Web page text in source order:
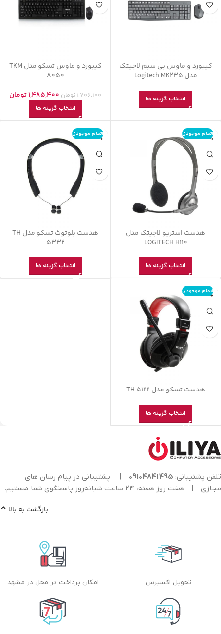
کیبورد و ماوس بی سیم لاجیتک
مدل Logitech MK235
انتخاب گزینه ها
کیبورد و ماوس تسکو مدل TKM
8050
1,706,100تومان 1,485,400تومان
انتخاب گزینه ها
اتمام موجودی
هدست استریو لاجیتک مدل
LOGITECH H110
انتخاب گزینه ها
اتمام موجودی
هدست بلوتوث تسکو مدل TH
5332
انتخاب گزینه ها
اتمام موجودی
هدست تسکو مدل TH 5122
انتخاب گزینه ها
تلفن پشتیبانی: 09104841495
|
پشتیبانی در پیام رسان های
مجازی
| هفت روز هفته، ۲۴ ساعت شبانه‌روز پاسخگوی شما هستیم.
بازگشت به بالا
تحویل اکسپرس امکان پرداخت در محل در مشهد